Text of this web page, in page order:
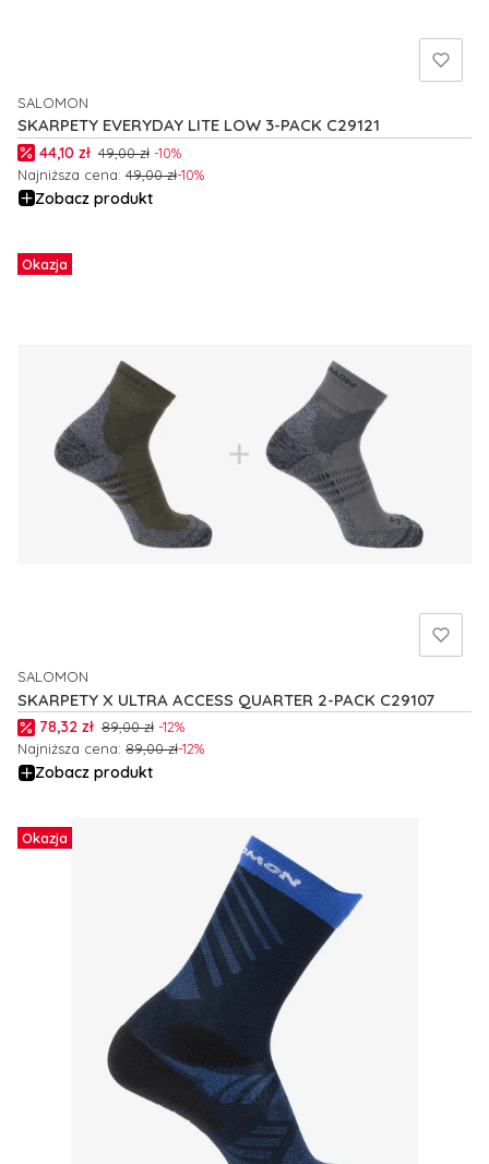
SKARPETY EVERYDAY LITE LOW 3-PACK C29121
PRODUCENT
SALOMON
Cena promocyjna
44,10 zł 49,00 zł -10%
Najniższa cena: 49,00 zł-10%
Zobacz produkt
Okazja
SKARPETY X ULTRA ACCESS QUARTER 2-PACK C29107
PRODUCENT
SALOMON
Cena promocyjna
78,32 zł 89,00 zł -12%
Najniższa cena: 89,00 zł-12%
Zobacz produkt
Okazja